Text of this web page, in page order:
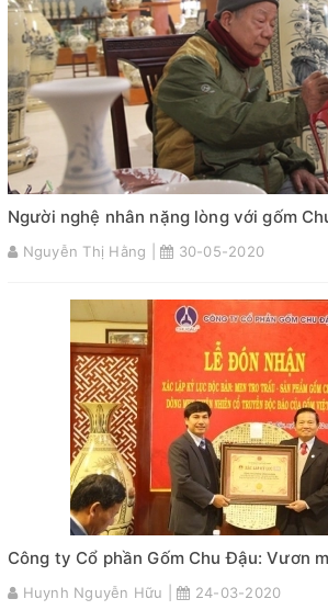
Người nghệ nhân nặng lòng với gốm
Nguyễn Thị Hằng | 30-05-2020
Công ty Cổ phần Gốm Chu Đậu: Vươn
Huynh Nguyễn Hữu | 24-03-2020